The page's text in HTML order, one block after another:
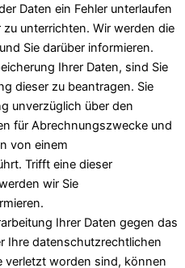
Daten ein Fehler unterlaufen
unterrichten. Wir werden die
Sie darüber informieren.
Ihrer Daten, sind Sie
dieser zu beantragen. Sie
unverzüglich über den
für Abrechnungszwecke und
von einem
Trifft eine dieser
wir Sie
Ihrer Daten gegen das
Ihre datenschutzrechtlichen
verletzt worden sind, können